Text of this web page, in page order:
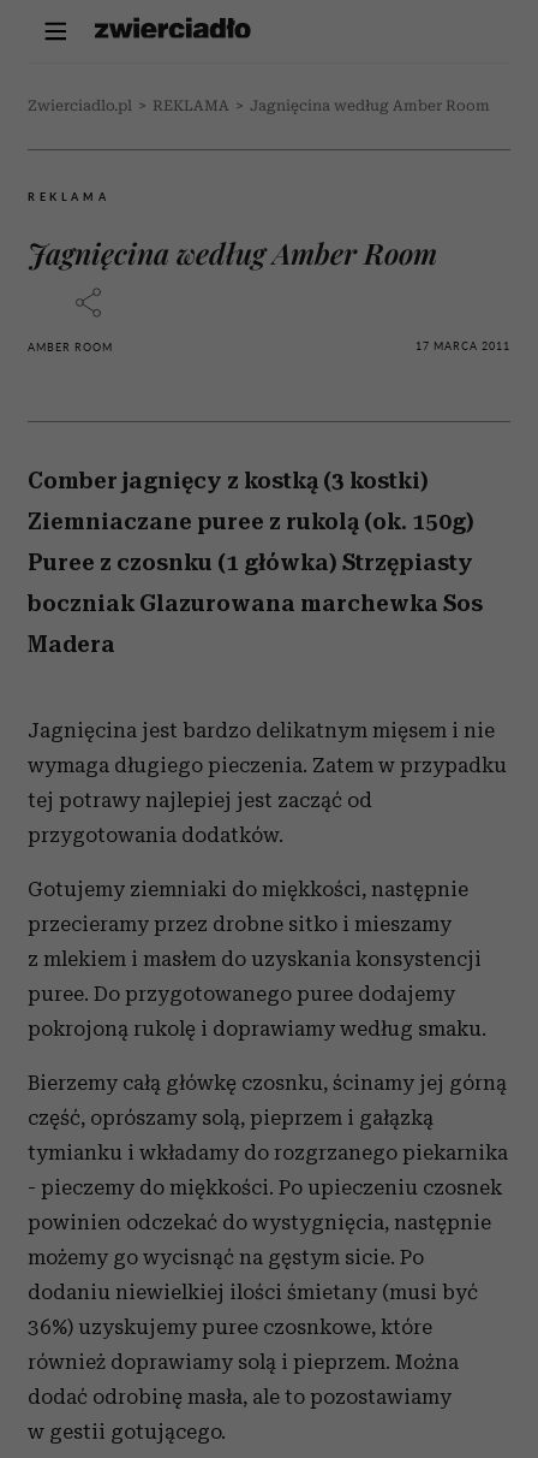
Zwierciadlo.pl > REKLAMA > Jagnięcina według Amber Room
REKLAMA
Jagnięcina według Amber Room
AMBER ROOM 17 MARCA 2011
Comber jagnięcy z kostką (3 kostki)
Ziemniaczane puree z rukolą (ok. 150g)
Puree z czosnku (1 główka) Strzępiasty
boczniak Glazurowana marchewka Sos
Madera
Jagnięcina jest bardzo delikatnym mięsem i nie
wymaga długiego pieczenia. Zatem w przypadku
tej potrawy najlepiej jest zacząć od
przygotowania dodatków.
Gotujemy ziemniaki do miękkości, następnie
przecieramy przez drobne sitko i mieszamy
z mlekiem i masłem do uzyskania konsystencji
puree. Do przygotowanego puree dodajemy
pokrojoną rukolę i doprawiamy według smaku.
Bierzemy całą główkę czosnku, ścinamy jej górną
część, oprószamy solą, pieprzem i gałązką
tymianku i wkładamy do rozgrzanego piekarnika
- pieczemy do miękkości. Po upieczeniu czosnek
powinien odczekać do wystygnięcia, następnie
możemy go wycisnąć na gęstym sicie. Po
dodaniu niewielkiej ilości śmietany (musi być
36%) uzyskujemy puree czosnkowe, które
również doprawiamy solą i pieprzem. Można
dodać odrobinę masła, ale to pozostawiamy
w gestii gotującego.